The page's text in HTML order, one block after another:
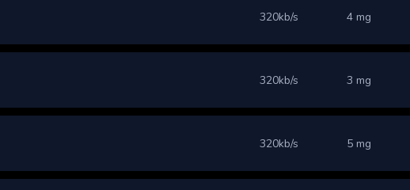
320kb/s 4 mg
320kb/s 3 mg
320kb/s 5 mg